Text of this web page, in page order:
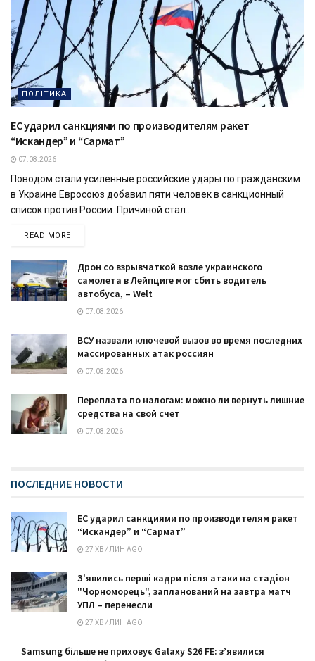
ПОЛІТИКА
ЕС ударил санкциями по производителям ракет
“Искандер” и “Сармат”
07.08.2026
Поводом стали усиленные российские удары по гражданским
в Украине Евросоюз добавил пяти человек в санкционный
список против России. Причиной стал...
READ MORE
Дрон со взрывчаткой возле украинского
самолета в Лейпциге мог сбить водитель
автобуса, – Welt
07.08.2026
ВСУ назвали ключевой вызов во время последних
массированных атак россиян
07.08.2026
Переплата по налогам: можно ли вернуть лишние
средства на свой счет
07.08.2026
ПОСЛЕДНИЕ НОВОСТИ
ЕС ударил санкциями по производителям ракет
“Искандер” и “Сармат”
27 ХВИЛИН AGO
З'явились перші кадри після атаки на стадіон
"Чорноморець", запланований на завтра матч
УПЛ – перенесли
27 ХВИЛИН AGO
Samsung більше не приховує Galaxy S26 FE: з’явилися